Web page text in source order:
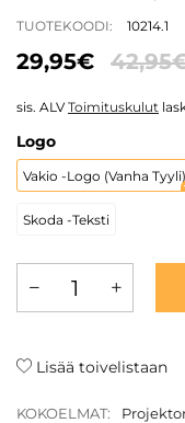
TUOTEKOODI: 10214.1
29,95€
sis. ALVToimituskulut
Logo
Vakio -logo (Vanha Tyyli)
Skoda -teksti
Lisää toivelistaan
KOKOELMAT: